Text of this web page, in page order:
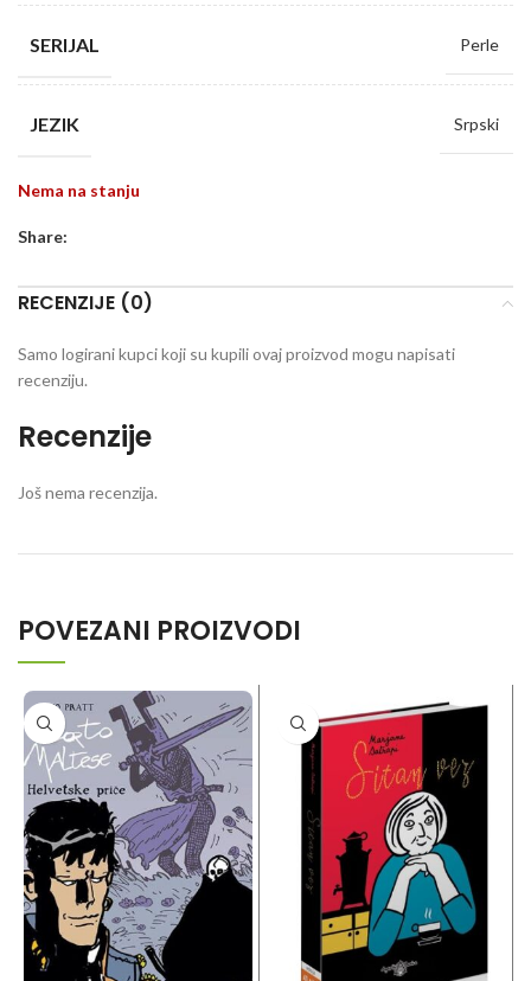
SERIJAL Perle
JEZIK Srpski
Nema na stanju
Share:
RECENZIJE (0)
Recenzije
Još nema recenzija.
Samo logirani kupci koji su kupili ovaj proizvod mogu napisati
recenziju.
POVEZANI PROIZVODI